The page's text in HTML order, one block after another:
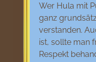
Wer Hula mit
ganz
verstanden.
ist, sollte man
Respekt